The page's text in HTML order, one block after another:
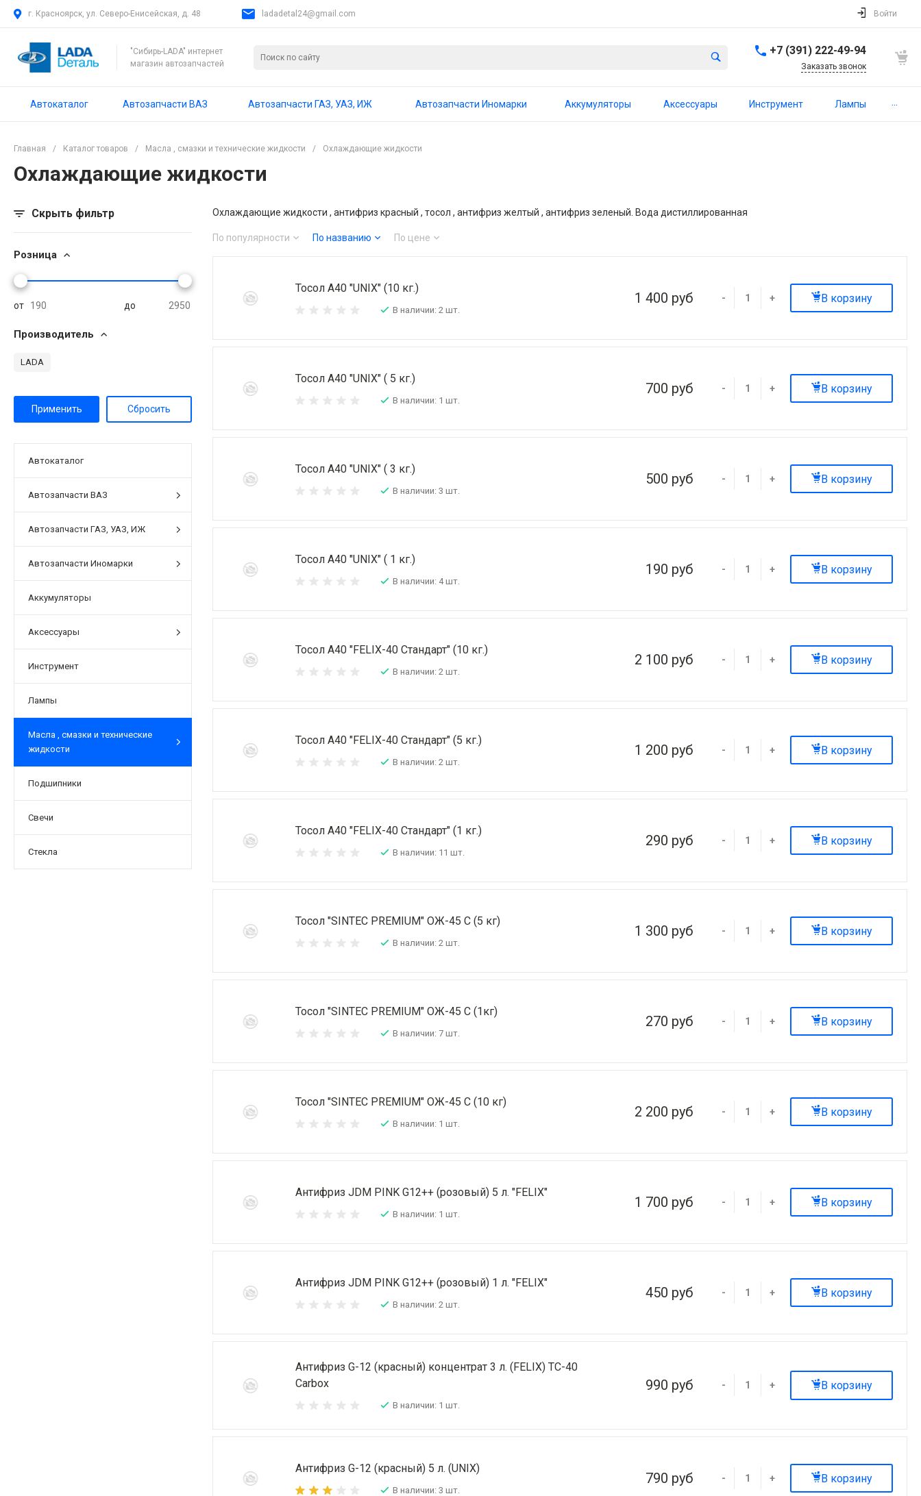
г. Красноярск, ул. Северо-Енисейская, д. 48 ladadetal24@gmail.com Войти
"Сибирь-LADA" интернет
магазин автозапчастей
+7 (391) 222-49-94
Заказать звонок
Автокаталог Автозапчасти ВАЗ Автозапчасти ГАЗ, УАЗ, ИЖ Автозапчасти Иномарки Аккумуляторы Аксессуары Инструмент Лампы ...
Главная / Каталог товаров / Масла , смазки и технические жидкости / Охлаждающие жидкости
Охлаждающие жидкости
Скрыть фильтр
Розница
от до
Производитель
LADA
Автокаталог
Автозапчасти ВАЗ
Автозапчасти ГАЗ, УАЗ, ИЖ
Автозапчасти Иномарки
Аккумуляторы
Аксессуары
Инструмент
Лампы
Масла , смазки и технические
жидкости
Подшипники
Свечи
Стекла
Охлаждающие жидкости , антифриз красный , тосол , антифриз желтый , антифриз зеленый. Вода дистиллированная
По популярности По названию По цене
Тосол А40 "UNIX" (10 кг.)
В наличии: 2 шт.
1 400 руб - + В корзину
Тосол А40 "UNIX" ( 5 кг.)
В наличии: 1 шт.
700 руб - + В корзину
Тосол А40 "UNIX" ( 3 кг.)
В наличии: 3 шт.
500 руб - + В корзину
Тосол А40 "UNIX" ( 1 кг.)
В наличии: 4 шт.
190 руб - + В корзину
Тосол А40 "FELIX-40 Стандарт" (10 кг.)
В наличии: 2 шт.
2 100 руб - + В корзину
Тосол А40 "FELIX-40 Стандарт" (5 кг.)
В наличии: 2 шт.
1 200 руб - + В корзину
Тосол А40 "FELIX-40 Стандарт" (1 кг.)
В наличии: 11 шт.
290 руб - + В корзину
Тосол "SINTEC PREMIUM" ОЖ-45 C (5 кг)
В наличии: 2 шт.
1 300 руб - + В корзину
Тосол "SINTEC PREMIUM" ОЖ-45 C (1кг)
В наличии: 7 шт.
270 руб - + В корзину
Тосол "SINTEC PREMIUM" ОЖ-45 C (10 кг)
В наличии: 1 шт.
2 200 руб - + В корзину
Антифриз JDM PINK G12++ (розовый) 5 л. "FELIX"
В наличии: 1 шт.
1 700 руб - + В корзину
Антифриз JDM PINK G12++ (розовый) 1 л. "FELIX"
В наличии: 2 шт.
450 руб - + В корзину
Антифриз G-12 (красный) концентрат 3 л. (FELIX) ТС-40
Carbox
В наличии: 1 шт.
990 руб - + В корзину
Антифриз G-12 (красный) 5 л. (UNIX)
В наличии: 3 шт.
790 руб - + В корзину